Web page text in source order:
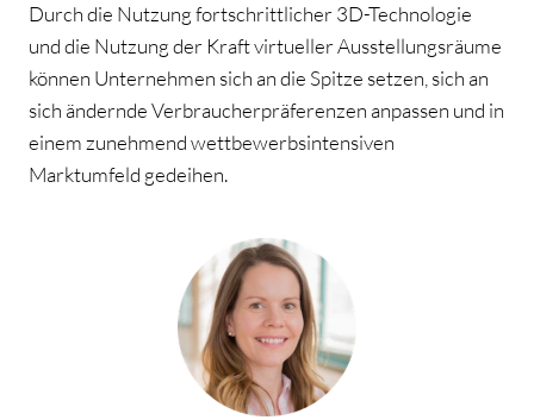
Durch die Nutzung fortschrittlicher 3D-Technologie
und die Nutzung der Kraft virtueller Ausstellungsräume
können Unternehmen sich an die Spitze setzen, sich an
sich ändernde Verbraucherpräferenzen anpassen und in
einem zunehmend wettbewerbsintensiven
Marktumfeld gedeihen.